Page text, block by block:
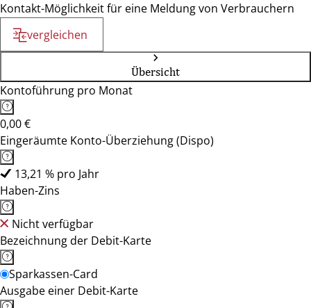
Kontakt-Möglichkeit für eine Meldung von Verbrauchern
vergleichen
Übersicht
Kontoführung pro Monat
0,00 €
Eingeräumte Konto-Überziehung (Dispo)
13,21 % pro Jahr
Haben-Zins
Nicht verfügbar
Bezeichnung der Debit-Karte
Sparkassen-Card
Ausgabe einer Debit-Karte